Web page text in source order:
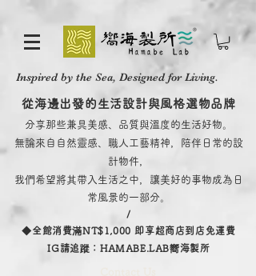
Inspired by the Sea, Designed for Living.
從海邊出發的生活設計與風格選物品牌
分享那些兼具美感、品質與溫度的生活好物。
無論來自自然靈感、職人工藝精神，陪伴日常的設
計物件，
我們希望將其帶入生活之中，讓美好的事物成為日
常風景的一部分。
/
​◆全館消費滿NT$1,000 即享超商店到店免運費
IG請追蹤：HAMABE.LAB嚮海製所